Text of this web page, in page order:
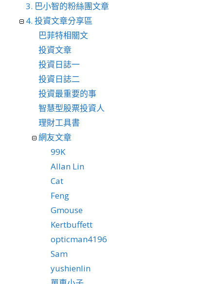
3. 巴小智的粉絲團文章
4. 投資文章分享區
巴菲特相關文
投資文章
投資日誌一
投資日誌二
投資最重要的事
智慧型股票投資人
理財工具書
網友文章
99K
Allan Lin
Cat
Feng
Gmouse
Kertbuffett
opticman4196
Sam
yushienlin